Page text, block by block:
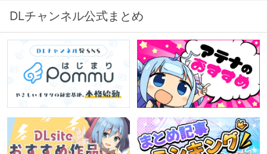
DLチャンネル公式まとめ